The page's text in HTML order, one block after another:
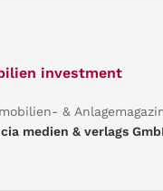
investment
&
medien & verlags